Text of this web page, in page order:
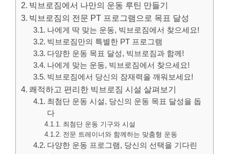
빅브로짐에서 나만의 운동 루틴 만들기
빅브로짐의 전문 PT 프로그램으로 목표 달성
나에게 딱 맞는 운동, 빅브로짐에서 찾으세요!
빅브로짐만의 특별한 PT 프로그램
다양한 운동 목표 달성, 빅브로짐과 함께!
나에게 맞는 운동, 빅브로짐에서 찾으세요!
빅브로짐에서 당신의 잠재력을 깨워보세요!
쾌적하고 편리한 빅브로짐 시설 살펴보기
최첨단 운동 시설, 당신의 운동 목표 달성을 돕
다
최첨단 운동 기구와 시설
전문 트레이너와 함께하는 맞춤형 운동
다양한 운동 프로그램, 당신의 선택을 기다린